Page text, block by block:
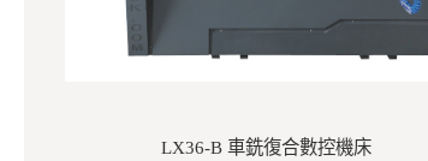
LX36-B 車銑復合數控機床